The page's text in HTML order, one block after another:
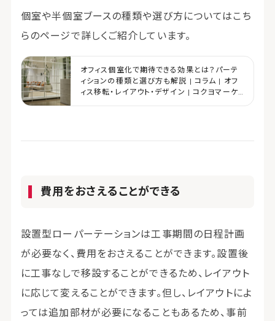
個室や半個室ブースの種類や選び方についてはこち
らのページで詳しくご紹介しています。
オフィス個室化で期待できる効果とは？パーテ
ィションの種類と選び方も解説 | コラム | オフ
ィス移転・レイアウト・デザイン | コクヨマーケ
費用をおさえることができる
設置型ローパーテーションは工事期間の日程計画
が必要なく、費用をおさえることができます。設置後
に工事なしで移設することができるため、レイアウト
に応じて変えることができます。但し、レイアウトによ
っては追加部材が必要になることもあるため、事前